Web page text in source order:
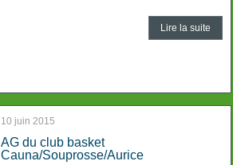
Lire la suite
10 juin 2015
AG du club basket
Cauna/Souprosse/Aurice